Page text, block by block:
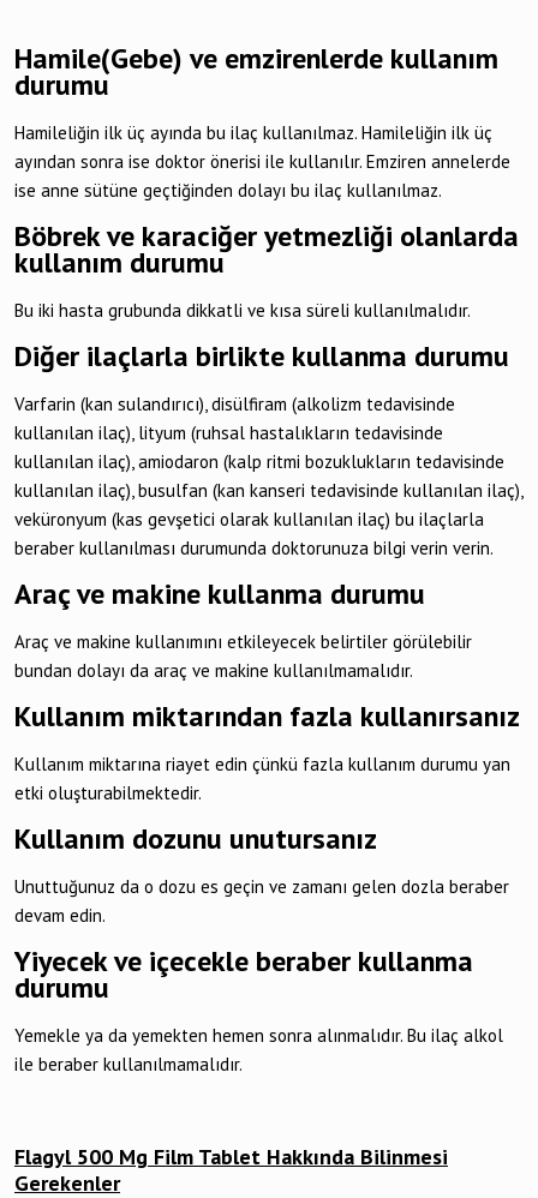
Hamile(Gebe) ve emzirenlerde kullanım
durumu
Hamileliğin ilk üç ayında bu ilaç kullanılmaz. Hamileliğin ilk üç
ayından sonra ise doktor önerisi ile kullanılır. Emziren annelerde
ise anne sütüne geçtiğinden dolayı bu ilaç kullanılmaz.
Böbrek ve karaciğer yetmezliği olanlarda
kullanım durumu
Bu iki hasta grubunda dikkatli ve kısa süreli kullanılmalıdır.
Diğer ilaçlarla birlikte kullanma durumu
Varfarin (kan sulandırıcı), disülfiram (alkolizm tedavisinde
kullanılan ilaç), lityum (ruhsal hastalıkların tedavisinde
kullanılan ilaç), amiodaron (kalp ritmi bozuklukların tedavisinde
kullanılan ilaç), busulfan (kan kanseri tedavisinde kullanılan ilaç),
veküronyum (kas gevşetici olarak kullanılan ilaç) bu ilaçlarla
beraber kullanılması durumunda doktorunuza bilgi verin verin.
Araç ve makine kullanma durumu
Araç ve makine kullanımını etkileyecek belirtiler görülebilir
bundan dolayı da araç ve makine kullanılmamalıdır.
Kullanım miktarından fazla kullanırsanız
Kullanım miktarına riayet edin çünkü fazla kullanım durumu yan
etki oluşturabilmektedir.
Kullanım dozunu unutursanız
Unuttuğunuz da o dozu es geçin ve zamanı gelen dozla beraber
devam edin.
Yiyecek ve içecekle beraber kullanma
durumu
Yemekle ya da yemekten hemen sonra alınmalıdır. Bu ilaç alkol
ile beraber kullanılmamalıdır.
Flagyl 500 Mg Film Tablet Hakkında Bilinmesi
Gerekenler